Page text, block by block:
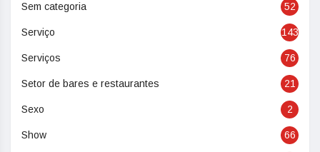
Sem categoria 52
Serviço 143
Serviços 76
Setor de bares e restaurantes 21
Sexo 2
Show 66